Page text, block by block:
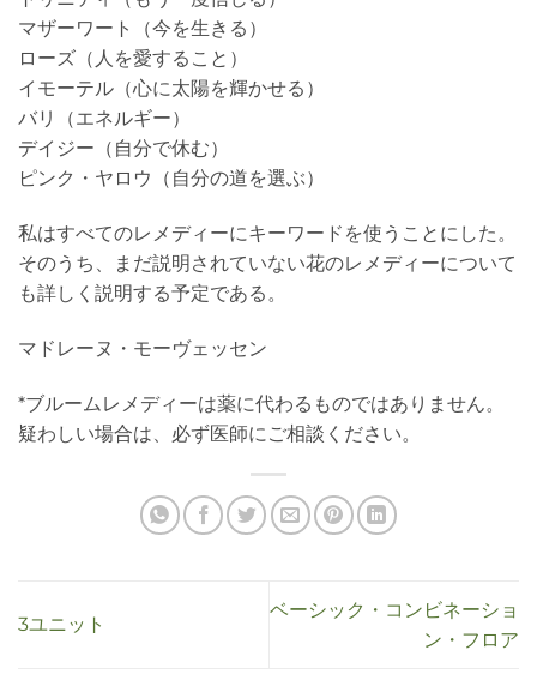
マザーワート（今を生きる）
ローズ（人を愛すること）
イモーテル（心に太陽を輝かせる）
バリ（エネルギー）
デイジー（自分で休む）
ピンク・ヤロウ（自分の道を選ぶ）
私はすべてのレメディーにキーワードを使うことにした。
そのうち、まだ説明されていない花のレメディーについて
も詳しく説明する予定である。
マドレーヌ・モーヴェッセン
*ブルームレメディーは薬に代わるものではありません。
疑わしい場合は、必ず医師にご相談ください。
3ユニット
ベーシック・コンビネーショ
ン・フロア